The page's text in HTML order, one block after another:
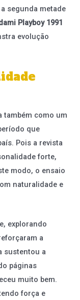
segunda metade
Playboy 1991
evolução
também como um
que
Pois a revista
forte,
modo, o ensaio
naturalidade e
explorando
a
sustentou a
páginas
muito bem.
força e